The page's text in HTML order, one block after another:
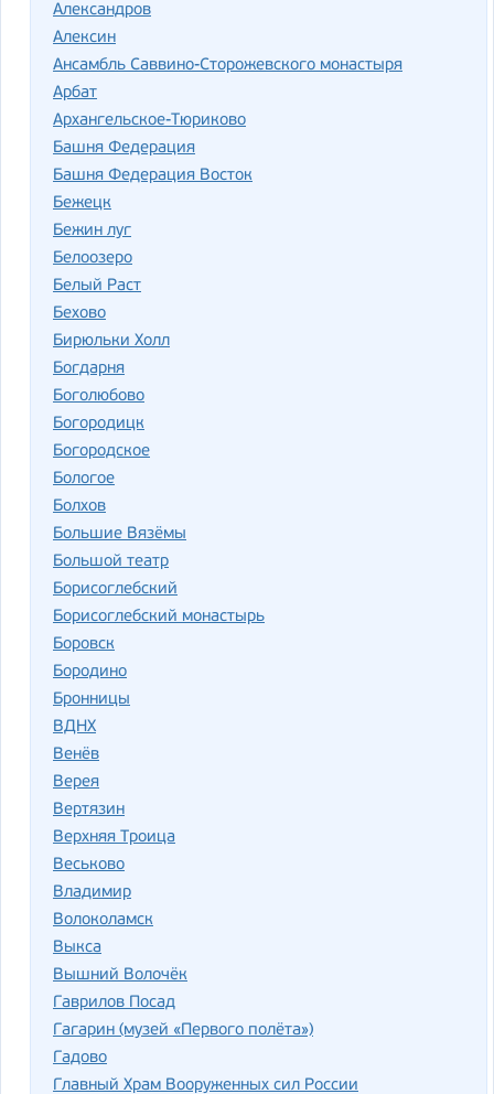
Александров
Алексин
Ансамбль Саввино-Сторожевского монастыря
Арбат
Архангельское-Тюриково
Башня Федерация
Башня Федерация Восток
Бежецк
Бежин луг
Белоозеро
Белый Раст
Бехово
Бирюльки Холл
Богдарня
Боголюбово
Богородицк
Богородское
Бологое
Болхов
Большие Вязёмы
Большой театр
Борисоглебский
Борисоглебский монастырь
Боровск
Бородино
Бронницы
ВДНХ
Венёв
Верея
Вертязин
Верхняя Троица
Веськово
Владимир
Волоколамск
Выкса
Вышний Волочёк
Гаврилов Посад
Гагарин (музей «Первого полёта»)
Гадово
Главный Храм Вооруженных сил России